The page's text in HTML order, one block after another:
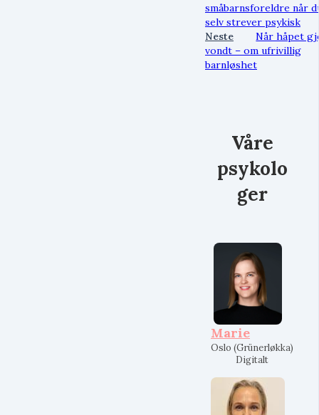
småbarnsforeldre når
selv strever psykisk
Neste
Når håpet
vondt – om ufrivillig
barnløshet
Våre
psykolo
ger
Marie
Oslo (Grünerløkka)
Digitalt